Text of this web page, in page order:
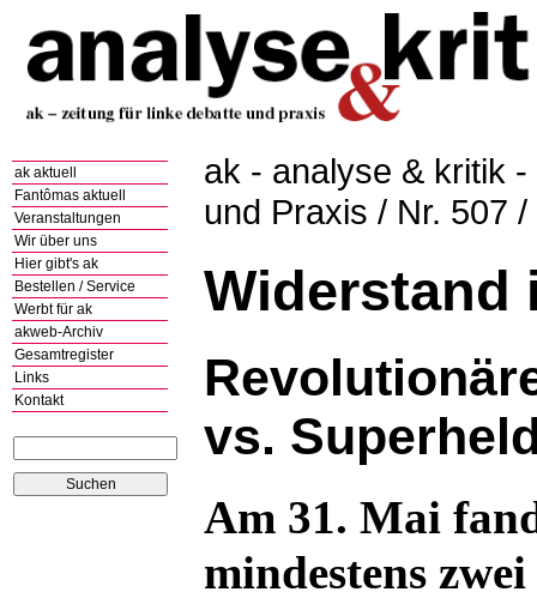
ak aktuell
Fantômas aktuell
Veranstaltungen
Wir über uns
Hier gibt's ak
Bestellen / Service
Werbt für ak
akweb-Archiv
Gesamtregister
Links
Kontakt
ak - analyse & kritik
und Praxis / Nr. 507
Widerstand
vs.
Am 31. Mai
mindestens zwei